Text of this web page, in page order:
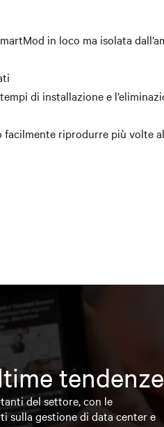
in loco ma isolata
di installazione e
facilmente riprodurre più volte
del settore, con le
sulla gestione di data center e